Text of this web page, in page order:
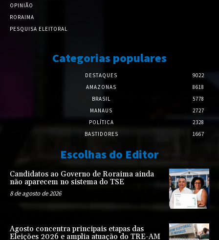
OPINIÃO
RORAIMA
PESQUISA ELEITORAL
Categorias populares
DESTAQUES
9022
AMAZONAS
8618
BRASIL
5778
MANAUS
2727
POLÍTICA
2328
BASTIDORES
1667
Escolhas do Editor
Candidatos ao Governo de Roraima ainda
não aparecem no sistema do TSE
8 de agosto de 2026
Agosto concentra principais etapas das
Eleições 2026 e amplia atuação do TRE-AM